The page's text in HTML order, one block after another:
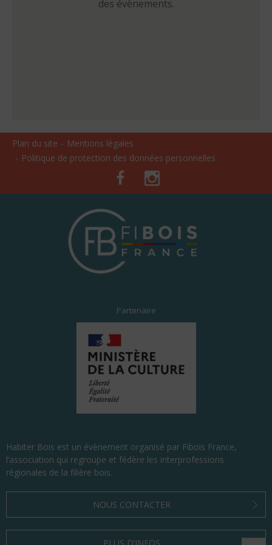
des évènements.
Plan du site
Mentions légales
Politique de protection des données personnelles
Facebook
Partenaire
Habiter Bois est un évènement organisé par Fibois France,
l’association qui regroupe et fédère les interprofessions
régionales de la filière bois.
NOUS CONTACTER